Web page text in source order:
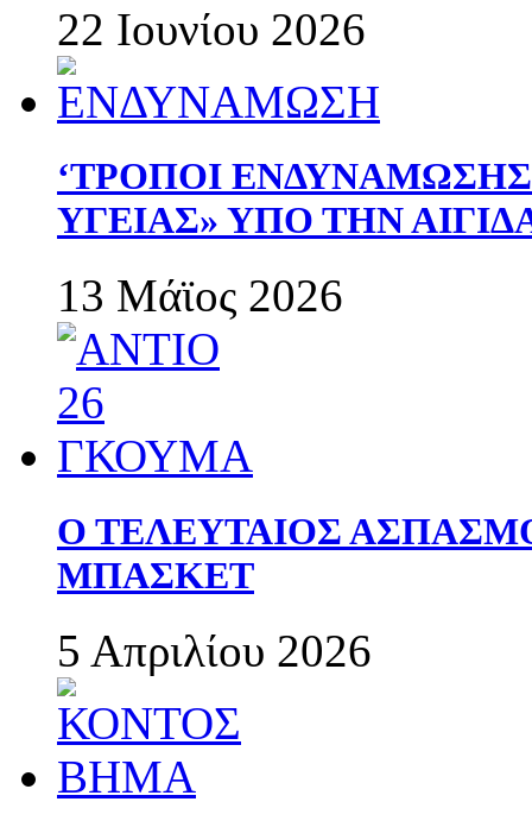
22 Ιουνίου 2026
‘ΤΡΟΠΟΙ
ΥΓΕΙΑΣ» ΥΠΟ ΤΗΝ
13 Μάϊος 2026
Ο ΤΕΛΕΥΤΑΙΟΣ
ΜΠΑΣΚΕΤ
5 Απριλίου 2026